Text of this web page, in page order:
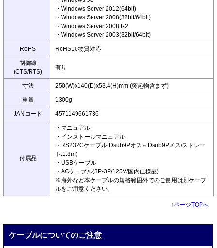
・Windows Server 2012(64bit)
・Windows Server 2008(32bit/64bit)
・Windows Server 2008 R2
・Windows Server 2003(32bit/64bit)
RoHS RoHS10物質対応
制御線
(CTS/RTS)
有り
寸法 250(W)x140(D)x53.4(H)mm (突起物含まず)
重量 1300g
JANコード 4571149661736
付属品
・マニュアル
・インストールマニュアル
・RS232Cケーブル(Dsub9Pオス⇔Dsub9Pメス/ストレー
ト/1.8m)
・USBケーブル
・ACケーブル(3P-3P/125V/国内仕様品)
※海外など本ケーブルの規格範囲外でのご使用は別ケーブ
ルをご用意ください。
↑ページTOPへ
ケーブルについてのご注意